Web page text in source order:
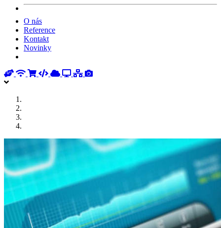
O nás
Reference
Kontakt
Novinky